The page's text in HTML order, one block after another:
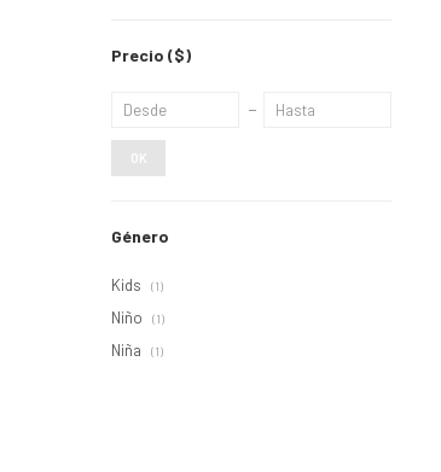
Precio ($)
OK
Género
Kids (1)
Niño (1)
Niña (1)